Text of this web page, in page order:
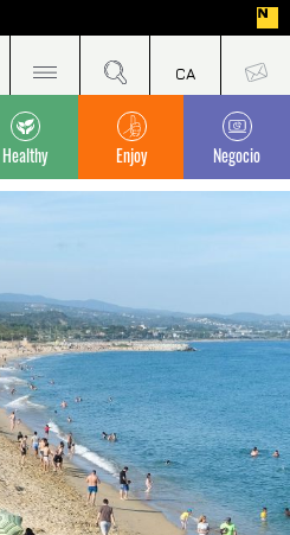
Healthy Enjoy Negocio